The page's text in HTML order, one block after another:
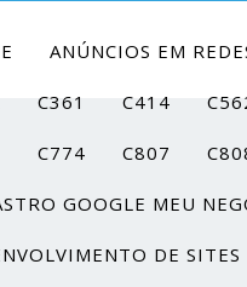
ANÚNCIOS EM
C361 C414
C774 C807
GOOGLE MEU
DE SITES